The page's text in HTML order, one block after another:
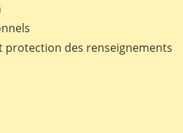
protection des renseignements